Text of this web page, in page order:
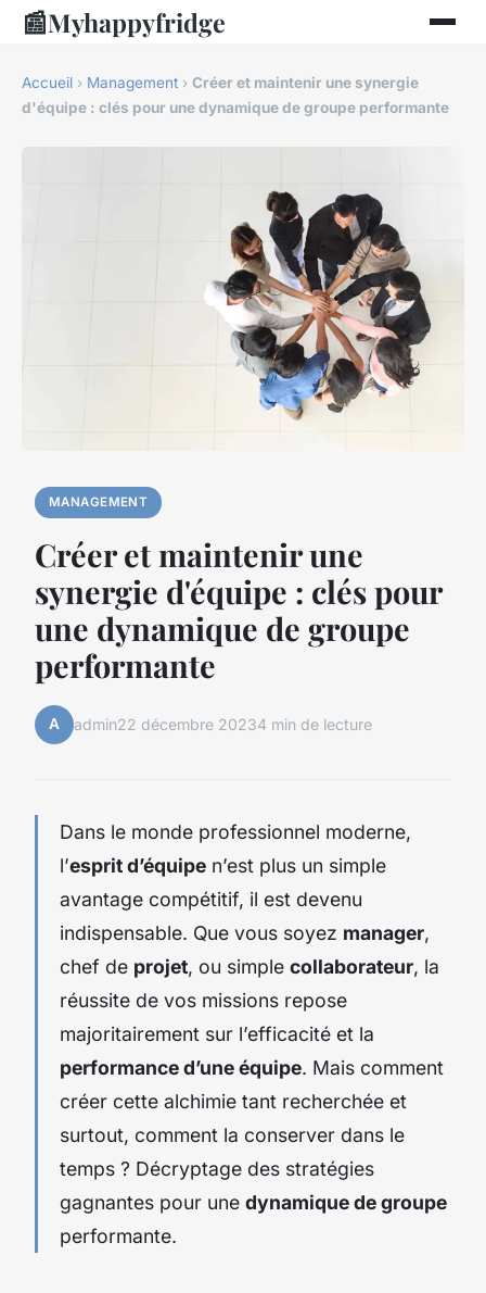
📰Myhappyfridge
Accueil › Management › Créer et maintenir une synergie
d'équipe : clés pour une dynamique de groupe performante
MANAGEMENT
Créer et maintenir une
synergie d'équipe : clés pour
une dynamique de groupe
performante
A admin22 décembre 20234 min de lecture
Dans le monde professionnel moderne,
l’esprit d’équipe n’est plus un simple
avantage compétitif, il est devenu
indispensable. Que vous soyez manager,
chef de projet, ou simple collaborateur, la
réussite de vos missions repose
majoritairement sur l’efficacité et la
performance d’une équipe. Mais comment
créer cette alchimie tant recherchée et
surtout, comment la conserver dans le
temps ? Décryptage des stratégies
gagnantes pour une dynamique de groupe
performante.